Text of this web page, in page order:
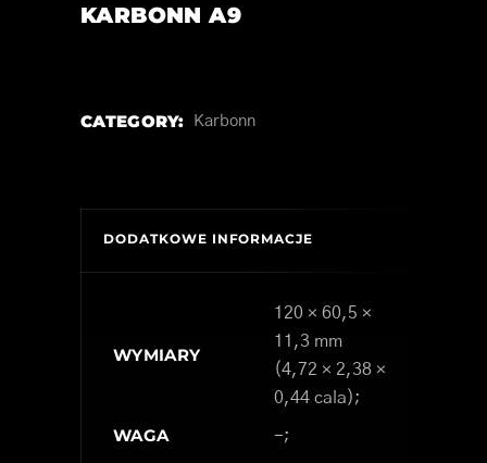
KARBONN A9
CATEGORY: Karbonn
DODATKOWE INFORMACJE
WYMIARY
120 × 60,5 ×
11,3 mm
(4,72 × 2,38 ×
0,44 cala);
WAGA -;